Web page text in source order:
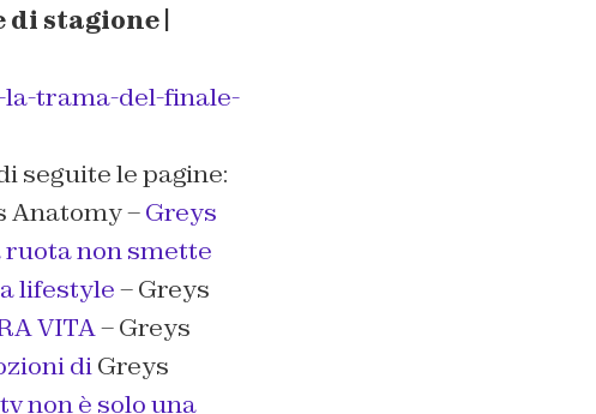
stagione |
trama-del-finale-
seguite le pagine:
Anatomy –Greys
ruota non smette
lifestyle– Greys
VITA– Greys
diGreys
non è solo una